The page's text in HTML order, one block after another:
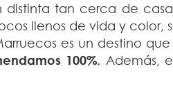
tan cerca de
llenos de vida y color,
es un destino
100%. Además,